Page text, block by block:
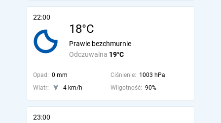
22:00
18°C
Odczuwalna 19°C
Prawie bezchmurnie
Opad: 0 mm Ciśnienie: 1003 hPa
Wiatr:
4 km/h Wilgotność: 90%
23:00